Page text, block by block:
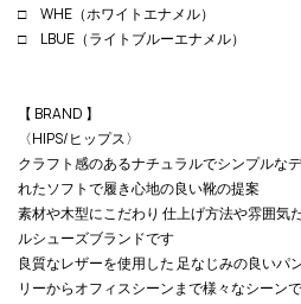
□ WHE（ホワイトエナメル）
□ LBUE（ライトブルーエナメル）
【 BRAND 】
〈HIPS/ヒップス〉
クラフト感のあるナチュラルでシンプルな
れたソフトで履き心地の良い靴の提案
素材や木型にこだわり 仕上げ方法や雰囲気
ルシューズブランドです
良質なレザーを使用した 足なじみの良いパ
リーからオフィスシーンまで様々なシーン